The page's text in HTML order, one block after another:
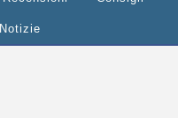
Notizie